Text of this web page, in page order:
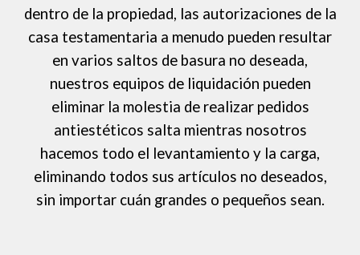
dentro de la propiedad, las autorizaciones de la
casa testamentaria a menudo pueden resultar
en varios saltos de basura no deseada,
nuestros equipos de liquidación pueden
eliminar la molestia de realizar pedidos
antiestéticos salta mientras nosotros
hacemos todo el levantamiento y la carga,
eliminando todos sus artículos no deseados,
sin importar cuán grandes o pequeños sean.